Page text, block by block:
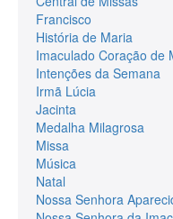
Francisco
História de Maria
Imaculado Coração de
Intenções da Semana
Irmã Lúcia
Jacinta
Medalha Milagrosa
Missa
Música
Natal
Nossa Senhora